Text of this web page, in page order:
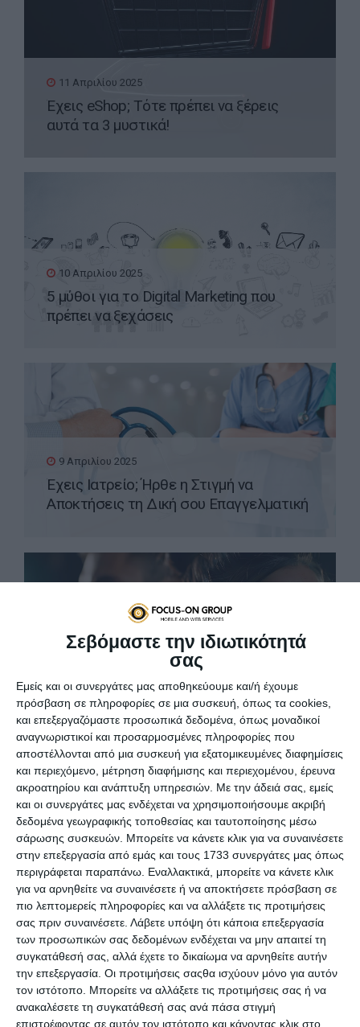
Σεβόμαστε την ιδιωτικότητά
σας
Εμείς και οι συνεργάτες μας αποθηκεύουμε και/ή έχουμε
πρόσβαση σε πληροφορίες σε μια συσκευή, όπως τα cookies,
και επεξεργαζόμαστε προσωπικά δεδομένα, όπως μοναδικοί
αναγνωριστικοί και προσαρμοσμένες πληροφορίες που
αποστέλλονται από μια συσκευή για εξατομικευμένες διαφημίσεις
και περιεχόμενο, μέτρηση διαφήμισης και περιεχομένου, έρευνα
ακροατηρίου και ανάπτυξη υπηρεσιών. Με την άδειά σας, εμείς
και οι συνεργάτες μας ενδέχεται να χρησιμοποιήσουμε ακριβή
δεδομένα γεωγραφικής τοποθεσίας και ταυτοποίησης μέσω
σάρωσης συσκευών. Μπορείτε να κάνετε κλικ για να συναινέσετε
στην επεξεργασία από εμάς και τους 1733 συνεργάτες μας όπως
περιγράφεται παραπάνω. Εναλλακτικά, μπορείτε να κάνετε κλικ
για να αρνηθείτε να συναινέσετε ή να αποκτήσετε πρόσβαση σε
πιο λεπτομερείς πληροφορίες και να αλλάξετε τις προτιμήσεις
σας πριν συναινέσετε. Λάβετε υπόψη ότι κάποια επεξεργασία
των προσωπικών σας δεδομένων ενδέχεται να μην απαιτεί τη
συγκατάθεσή σας, αλλά έχετε το δικαίωμα να αρνηθείτε αυτήν
την επεξεργασία. Οι προτιμήσεις σαςθα ισχύουν μόνο για αυτόν
τον ιστότοπο. Μπορείτε να αλλάξετε τις προτιμήσεις σας ή να
ανακαλέσετε τη συγκατάθεσή σας ανά πάσα στιγμή
επιστρέφοντας σε αυτόν τον ιστότοπο και κάνοντας κλικ στο
11 Απριλίου 2025
Έχεις eShop; Τότε πρέπει να ξέρεις
αυτά τα 3 μυστικά!
10 Απριλίου 2025
5 μύθοι για το Digital Marketing που
πρέπει να ξεχάσεις
9 Απριλίου 2025
Έχεις Ιατρείο; Ήρθε η Στιγμή να
Αποκτήσεις τη Δική σου Επαγγελματική
Premium Ιστοσελίδες WordPress για
Γυμναστήρια & Χώρους Fitness
7 Απριλίου 2025
QUIZ: 7 Ερωτήσεις για
Προγραμματιστές